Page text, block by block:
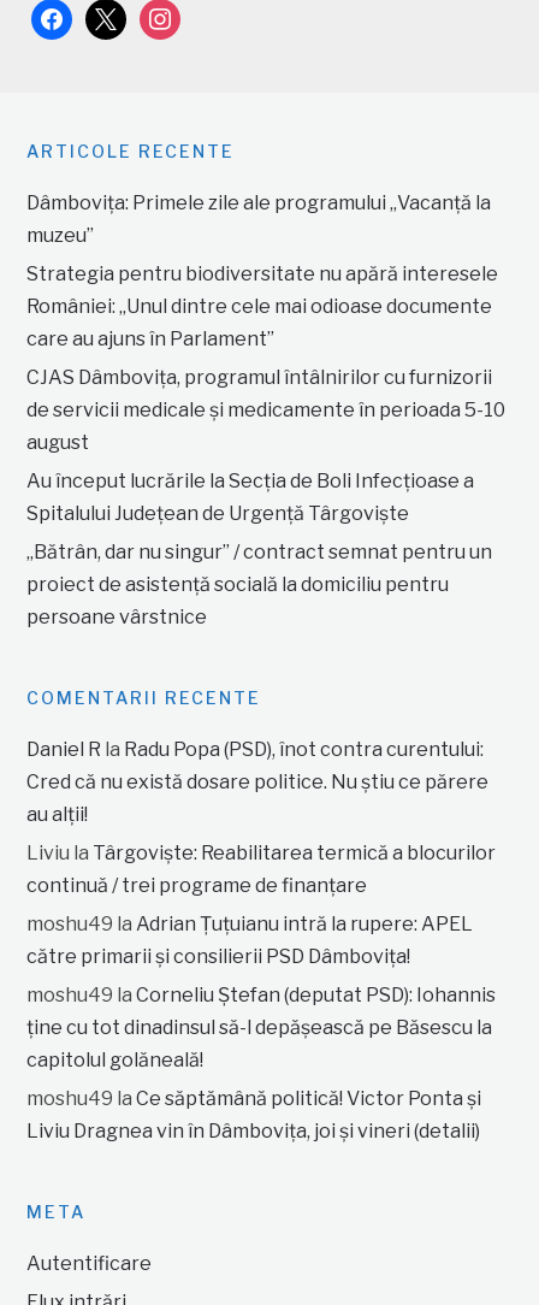
facebook
x instagram
ARTICOLE RECENTE
Dâmbovița: Primele zile ale programului „Vacanță la
muzeu”
Strategia pentru biodiversitate nu apără interesele
României: „Unul dintre cele mai odioase documente
care au ajuns în Parlament”
CJAS Dâmbovița, programul întâlnirilor cu furnizorii
de servicii medicale și medicamente în perioada 5-10
august
Au început lucrările la Secția de Boli Infecțioase a
Spitalului Județean de Urgență Târgoviște
„Bătrân, dar nu singur” / contract semnat pentru un
proiect de asistență socială la domiciliu pentru
persoane vârstnice
COMENTARII RECENTE
Daniel R la Radu Popa (PSD), înot contra curentului:
Cred că nu există dosare politice. Nu știu ce părere
au alții!
Liviu la Târgoviște: Reabilitarea termică a blocurilor
continuă / trei programe de finanțare
moshu49 laAdrian Țuțuianu intră la rupere: APEL
către primarii și consilierii PSD Dâmbovița!
moshu49 laCorneliu Ștefan (deputat PSD): Iohannis
ține cu tot dinadinsul să-l depășească pe Băsescu la
capitolul golăneală!
moshu49 laCe săptămână politică! Victor Ponta și
Liviu Dragnea vin în Dâmbovița, joi și vineri (detalii)
META
Autentificare